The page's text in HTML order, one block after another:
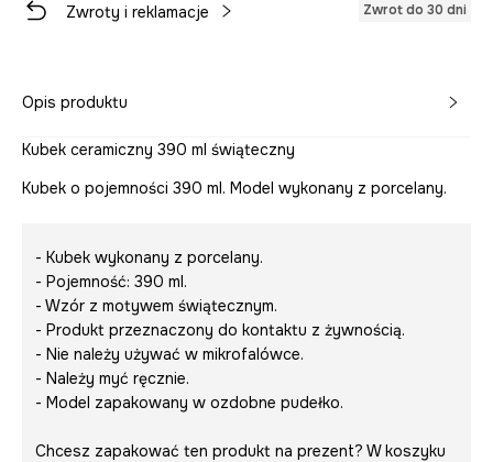
Zwroty i reklamacje Zwrot do 30 dni
Opis produktu
Kubek ceramiczny 390 ml świąteczny
Kubek o pojemności 390 ml. Model wykonany z porcelany.
- Kubek wykonany z porcelany.
- Pojemność: 390 ml.
- Wzór z motywem świątecznym.
- Produkt przeznaczony do kontaktu z żywnością.
- Nie należy używać w mikrofalówce.
- Należy myć ręcznie.
- Model zapakowany w ozdobne pudełko.
Chcesz zapakować ten produkt na prezent? W koszyku